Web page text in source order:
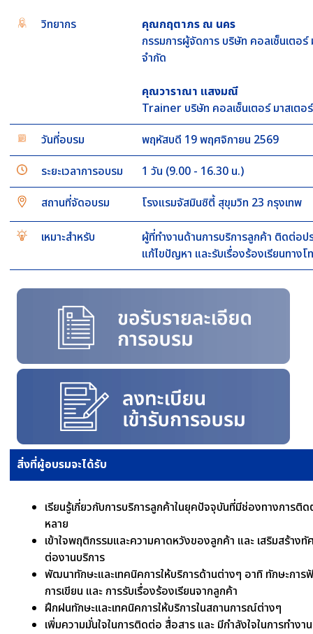
วิทยากร
คุณกฤตาภร ณ นคร
กรรมการผู้จัดการ บริษัท คอลเซ็นเตอร์
จำกัด
คุณวาราณา แสงมณี
Trainer บริษัท คอลเซ็นเตอร์ มาสเตอร์
วันที่อบรม
พฤหัสบดี 19 พฤศจิกายน 2569
ระยะเวลาการอบรม
1 วัน (9.00 - 16.30 น.)
สถานที่จัดอบรม
โรงแรมจัสมินซิตี้ สุขุมวิท 23 กรุงเทพ
เหมาะสำหรับ
ผู้ที่ทำงานด้านการบริการลูกค้า ติดต่อป
แก้ไขปัญหา และรับเรื่องร้องเรียนทาง
สิ่งที่ผู้อบรมจะได้รับ
เรียนรู้เกี่ยวกับการบริการลูกค้าในยุคปัจจุบันที่มีช่องทางการติ
หลาย
เข้าใจพฤติกรรมและความคาดหวังของลูกค้า และ เสริมสร้าง
ต่องานบริการ
พัฒนาทักษะและเทคนิคการให้บริการด้านต่างๆ อาทิ ทักษะการ
การเขียน และ การรับเรื่องร้องเรียนจากลูกค้า
ฝึกฝนทักษะและเทคนิคการให้บริการในสถานการณ์ต่างๆ
เพิ่มความมั่นใจในการติดต่อ สื่อสาร และ มีกำลังใจในการทำงาน